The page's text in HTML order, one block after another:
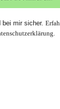
bei mir sicher.
.